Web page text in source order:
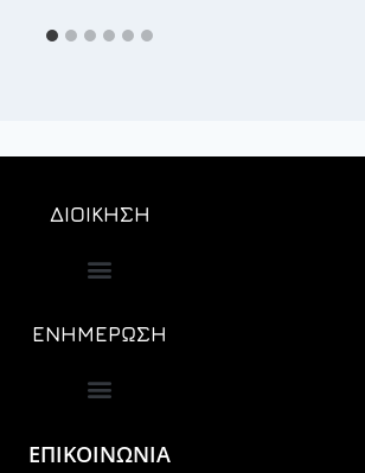
ΔΙΟΙΚΗΣΗ
ΕΝΗΜΕΡΩΣΗ
ΕΠΙΚΟΙΝΩΝΙΑ